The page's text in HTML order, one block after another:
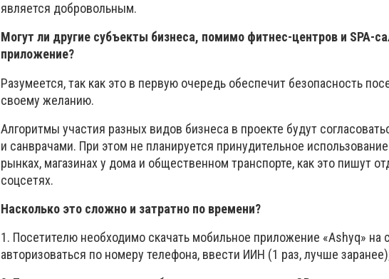
является добровольным.
Могут ли другие субъекты бизнеса, помимо фитнес-центров и SPA-
приложение?
Разумеется, так как это в первую очередь обеспечит безопасность
своему желанию.
Алгоритмы участия разных видов бизнеса в проекте будут
и санврачами. При этом не планируется принудительное
рынках, магазинах у дома и общественном транспорте, как это пишут
соцсетях.
Насколько это сложно и затратно по времени?
1. Посетителю необходимо скачать мобильное приложение «Ashyq» на
авторизоваться по номеру телефона, ввести ИИН (1 раз, лучше